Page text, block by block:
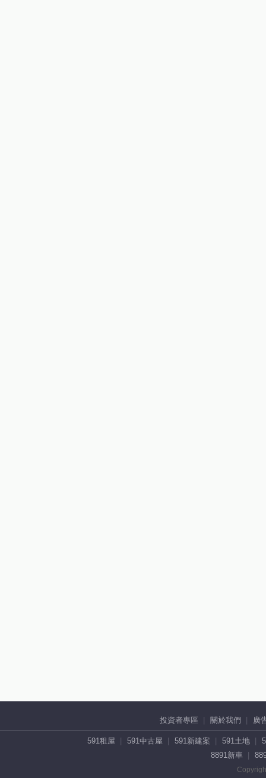
投資者專區 關於我們 廣
591租屋 591中古屋 591新建案 591土地
8891新車